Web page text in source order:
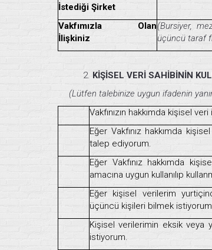
İstediği Şirket
Vakfımızla Olan
İlişkiniz
(Bursiyer,
üçüncü taraf
KİŞİSEL VERİ SAHİBİNİN
(Lütfen talebinize uygun ifadenin
Vakfınızın hakkımda kişisel
Eğer Vakfınız hakkımda
talep ediyorum.
Eğer Vakfınız hakkımda
amacına uygun kullanılıp
Eğer kişisel verilerim
üçüncü kişileri bilmek
Kişisel verilerimin eksik veya
istiyorum.